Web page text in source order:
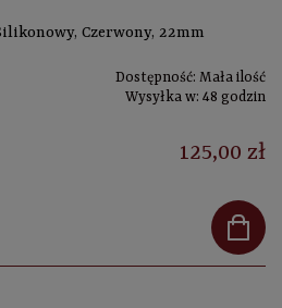
Czerwony, 22mm
Dostępność: Mała ilość
Wysyłka w: 48 godzin
125,00 zł